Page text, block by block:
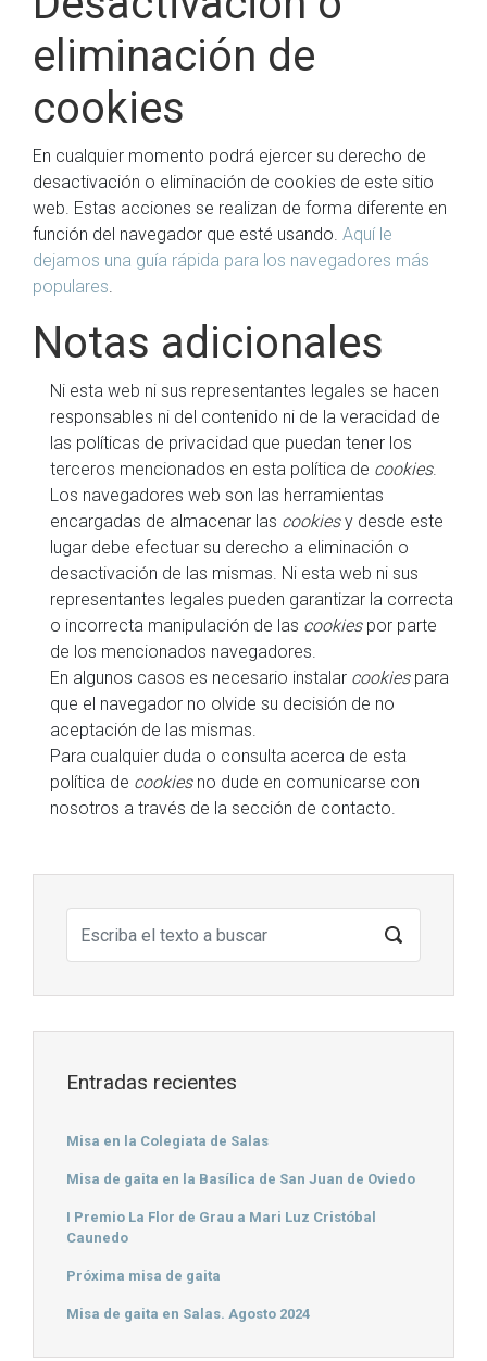
eliminación de
cookies
En cualquier momento podrá ejercer su derecho de
desactivación o eliminación de cookies de este sitio
web. Estas acciones se realizan de forma diferente en
función del navegador que esté usando. Aquí le
dejamos una guía rápida para los navegadores más
populares.
Notas adicionales
Ni esta web ni sus representantes legales se hacen
responsables ni del contenido ni de la veracidad de
las políticas de privacidad que puedan tener los
terceros mencionados en esta política de cookies.
Los navegadores web son las herramientas
encargadas de almacenar las cookiesy desde este
lugar debe efectuar su derecho a eliminación o
desactivación de las mismas. Ni esta web ni sus
representantes legales pueden garantizar la correcta
o incorrecta manipulación de las cookiespor parte
de los mencionados navegadores.
En algunos casos es necesario instalar cookiespara
que el navegador no olvide su decisión de no
aceptación de las mismas.
Para cualquier duda o consulta acerca de esta
política de cookiesno dude en comunicarse con
nosotros a través de la sección de contacto.
Entradas recientes
Misa en la Colegiata de Salas
Misa de gaita en la Basílica de San Juan de Oviedo
I Premio La Flor de Grau a Mari Luz Cristóbal
Caunedo
Próxima misa de gaita
Misa de gaita en Salas. Agosto 2024